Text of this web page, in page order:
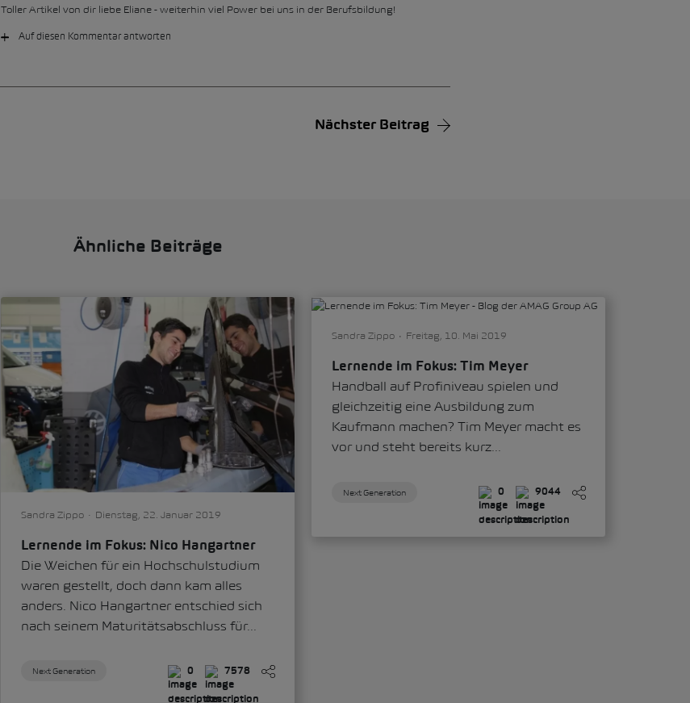
Toller Artikel von dir liebe Eliane - weiterhin viel Power bei uns in der Berufsbildung!
Auf diesen Kommentar antworten
Nächster Beitrag
Ähnliche Beiträge
Sandra Zippo Dienstag, 22. Januar 2019
Lernende im Fokus: Nico Hangartner
Die Weichen für ein Hochschulstudium
waren gestellt, doch dann kam alles
anders. Nico Hangartner entschied sich
nach seinem Maturitätsabschluss für...
Next Generation 0 7578
Sandra Zippo Freitag, 10. Mai 2019
Lernende im Fokus: Tim Meyer
Handball auf Profiniveau spielen und
gleichzeitig eine Ausbildung zum
Kaufmann machen? Tim Meyer macht es
vor und steht bereits kurz...
Next Generation 0 9044